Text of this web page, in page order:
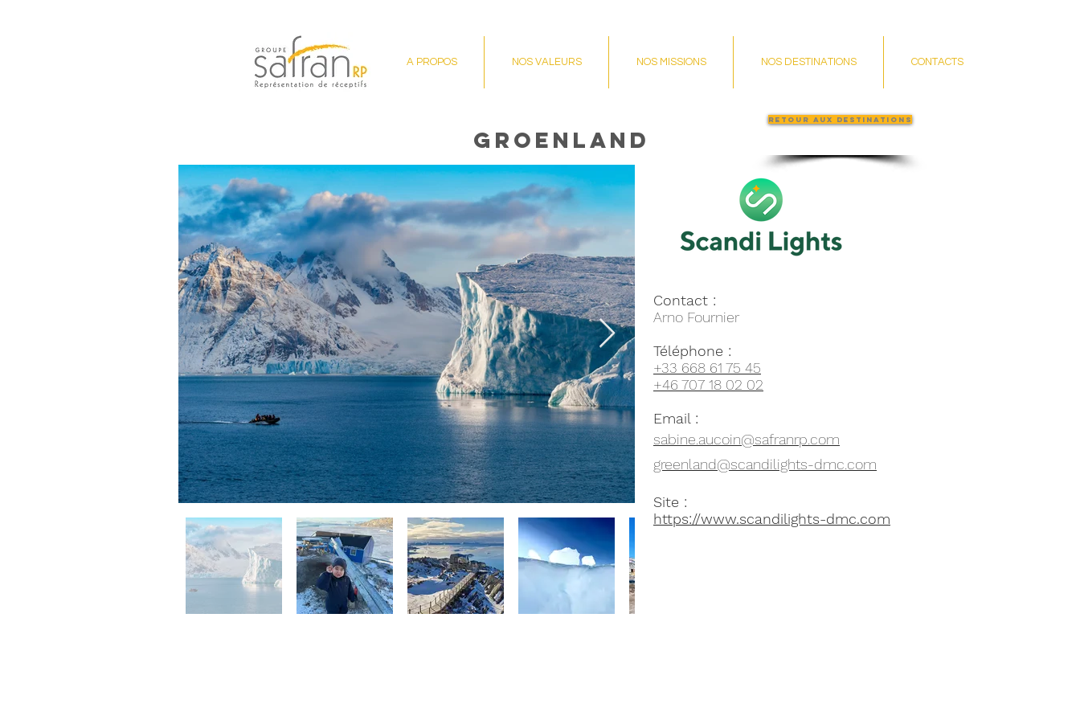
A PROPOS NOS VALEURS NOS MISSIONS NOS DESTINATIONS CONTACTS
GROENLAND
Retour aux destinations
Contact :
Arno Fournier
Téléphone :
+33 668 61 75 45
+46 707 18 02 02
Email :
sabine.aucoin@safranrp.com
greenland@scandilights-dmc.com
Site :
https://www.scandilights-dmc.com